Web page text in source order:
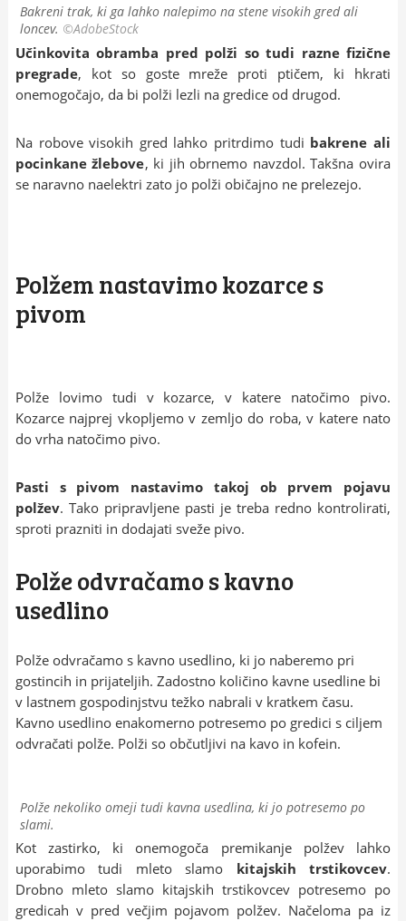
Bakreni trak, ki ga lahko nalepimo na stene visokih gred ali
loncev. ©AdobeStock
Učinkovita obramba pred polži so tudi razne fizične
pregrade, kot so goste mreže proti ptičem, ki hkrati
onemogočajo, da bi polži lezli na gredice od drugod.
Na robove visokih gred lahko pritrdimo tudi bakrene ali
pocinkane žlebove, ki jih obrnemo navzdol. Takšna ovira
se naravno naelektri zato jo polži običajno ne prelezejo.
Polžem nastavimo kozarce s
pivom
Polže lovimo tudi v kozarce, v katere natočimo pivo.
Kozarce najprej vkopljemo v zemljo do roba, v katere nato
do vrha natočimo pivo.
Pasti s pivom nastavimo takoj ob prvem pojavu
polžev. Tako pripravljene pasti je treba redno kontrolirati,
sproti prazniti in dodajati sveže pivo.
Polže odvračamo s kavno
usedlino
Polže odvračamo s kavno usedlino, ki jo naberemo pri
gostincih in prijateljih. Zadostno količino kavne usedline bi
v lastnem gospodinjstvu težko nabrali v kratkem času.
Kavno usedlino enakomerno potresemo po gredici s ciljem
odvračati polže. Polži so občutljivi na kavo in kofein.
Polže nekoliko omeji tudi kavna usedlina, ki jo potresemo po
slami.
Kot zastirko, ki onemogoča premikanje polžev lahko
uporabimo tudi mleto slamo kitajskih trstikovcev.
Drobno mleto slamo kitajskih trstikovcev potresemo po
gredicah v pred večjim pojavom polžev. Načeloma pa iz